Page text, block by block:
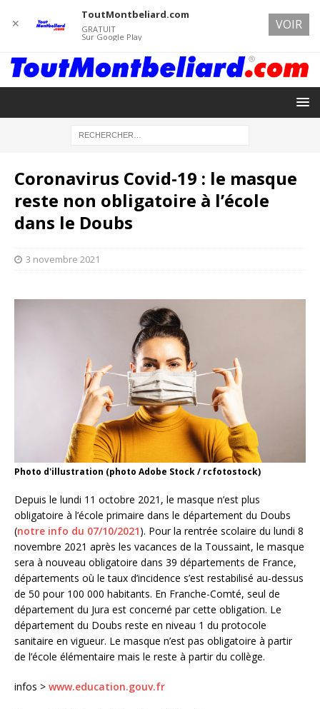
Coronavirus Covid-19 : le masque
reste non obligatoire à l’école
dans le Doubs
3 novembre 2021
Photo d'illustration (photo Adobe Stock / rcfotostock)
Depuis le lundi 11 octobre 2021, le masque n’est plus
obligatoire à l’école primaire dans le département du Doubs
(notre info du 07/10/2021). Pour la rentrée scolaire du lundi 8
novembre 2021 après les vacances de la Toussaint, le masque
sera à nouveau obligatoire dans 39 départements de France,
départements où le taux d’incidence s’est restabilisé au-dessus
de 50 pour 100 000 habitants. En Franche-Comté, seul de
département du Jura est concerné par cette obligation. Le
département du Doubs reste en niveau 1 du protocole
sanitaire en vigueur. Le masque n’est pas obligatoire à partir
de l’école élémentaire mais le reste à partir du collège.
infos > www.education.gouv.fr
✕
ToutMontbeliard.com
GRATUIT
Sur Google Play
VOIR